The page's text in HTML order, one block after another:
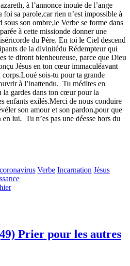
à l’annonce inouïe de l’ange
sa parole,car rien n’est impossible à
son ombre,le Verbe se forme dans
à cette missionde donner une
du Père. En toi le Ciel descend
de la divinitédu Rédempteur qui
te diront bienheureuse, parce que Dieu
Jésus en ton cœur immaculéavant
sois-tu pour ta grande
à l’inattendu. Tu médites en
la gardes dans ton cœur pour la
enfants exilés.Merci de nous conduire
son amour et son pardon,pour que
lui. Tu n’es pas une déesse hors du
coronavirus Verbe Incarnation Jésus
Prier pour les autres